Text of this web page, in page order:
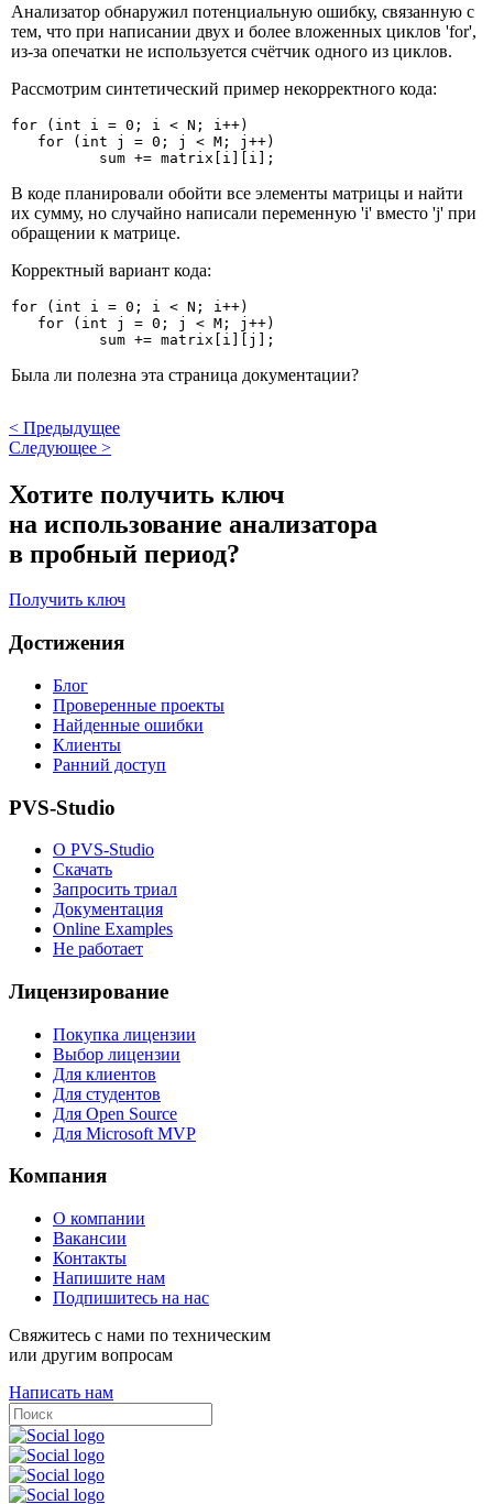
Анализатор обнаружил потенциальную ошибку, связанную с
тем, что при написании двух и более вложенных циклов 'for',
из-за опечатки не используется счётчик одного из циклов.
Рассмотрим синтетический пример некорректного кода:
for (int i = 0; i < N; i++)
   for (int j = 0; j < M; j++)
          sum += matrix[i][i];
В коде планировали обойти все элементы матрицы и найти
их сумму, но случайно написали переменную 'i' вместо 'j' при
обращении к матрице.
Корректный вариант кода:
for (int i = 0; i < N; i++)
   for (int j = 0; j < M; j++)
          sum += matrix[i][j];
Была ли полезна эта страница документации?
< Предыдущее
Следующее >
Хотите получить ключ
на использование анализатора
в пробный период?
Получить ключ
Достижения
Блог
Проверенные проекты
Найденные ошибки
Клиенты
Ранний доступ
PVS-Studio
О PVS-Studio
Скачать
Запросить триал
Документация
Online Examples
Не работает
Лицензирование
Покупка лицензии
Выбор лицензии
Для клиентов
Для студентов
Для Open Source
Для Microsoft MVP
Компания
О компании
Вакансии
Контакты
Напишите нам
Подпишитесь на нас
Свяжитесь с нами по техническим
или другим вопросам
Написать нам